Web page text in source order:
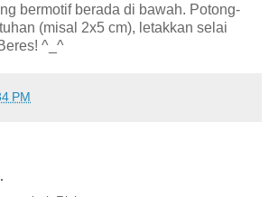
bermotif berada di bawah. Potong-
(misal 2x5 cm), letakkan selai
^_^
PM